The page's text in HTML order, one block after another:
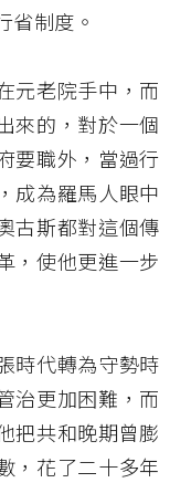
省制度。
元老院手中，而
來的，對於一個
要職外，當過行
成為羅馬人眼中
古斯都對這個傳
，使他更進一步
時代轉為守勢時
治更加困難，而
把共和晚期曾膨
，花了二十多年